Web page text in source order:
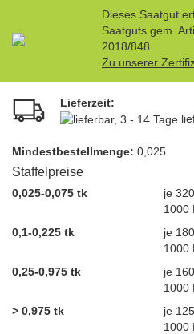
Dieses Saatgut
Saatguts gem.
2018/848
Zu unserer
Lieferzeit:
Mindest­bestellmenge: 0,025
Staffelpreise
0,025-0,075 tk
je
1000
0,1-0,225 tk
je
1000
0,25-0,975 tk
je
1000
> 0,975 tk
je
1000